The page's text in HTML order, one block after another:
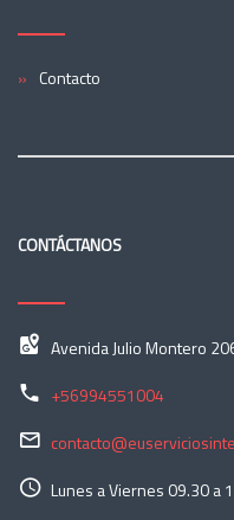
Contacto
CONTÁCTANOS
Avenida Julio Montero
+56994551004
Lunes a Viernes 09.30 a